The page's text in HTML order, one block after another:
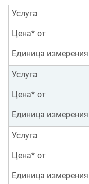
Услуга
Цена* от
Единица измерения
Услуга
Цена* от
Единица измерения
Услуга
Цена* от
Единица измерения